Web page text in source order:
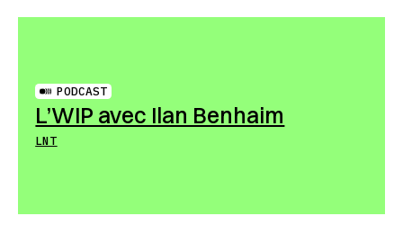
PODCAST
L’WIP avec Ilan Benhaim
LNT